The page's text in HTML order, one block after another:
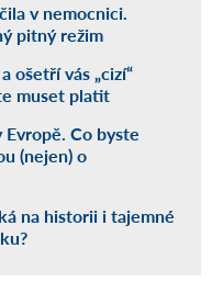
v nemocnici.
pitný režim
ošetří vás „cizí“
muset platit
Co byste
(nejen) o
na historii i tajemné